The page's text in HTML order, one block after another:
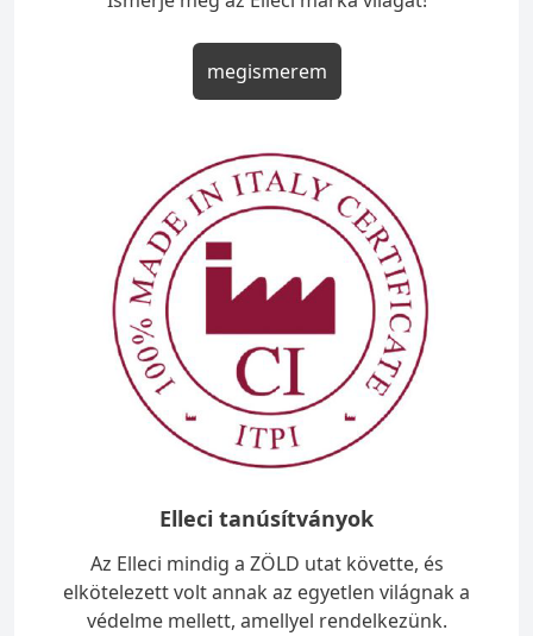
megismerem
Elleci tanúsítványok
Az Elleci mindig a ZÖLD utat követte, és
elkötelezett volt annak az egyetlen világnak a
védelme mellett, amellyel rendelkezünk.